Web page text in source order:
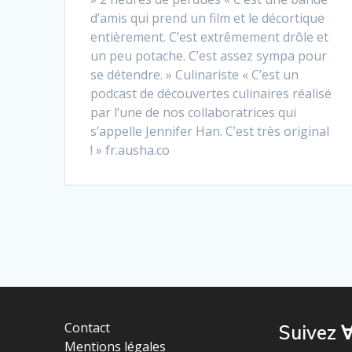
d’amis qui prend un film et le décortique
entièrement. C’est extrêmement drôle et
un peu potache. C’est assez sympa pour
se détendre. » Culinariste « C’est un
podcast de découvertes culinaires réalisé
par l’une de nos collaboratrices qui
s’appelle Jennifer Han. C’est très original
! » fr.ausha.co
Contact
Mentions légales
Suivez